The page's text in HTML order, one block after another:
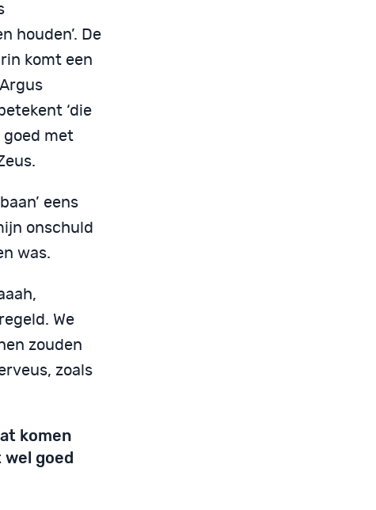
houden’. De
komt een
‘die
goed met
eens
onschuld
was.
We
zouden
zoals
komen
goed